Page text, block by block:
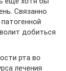
Связанно
добиться
рта во
лечения